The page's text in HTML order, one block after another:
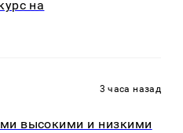
на
3 часа назад
высокими и низкими